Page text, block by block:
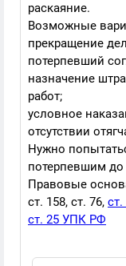
раскаяние.
Возможные
прекращение
потерпевший
назначение
работ;
условное
отсутствии
Нужно
потерпевшим до
Правовые
ст. 158, ст. 76,
ст. 25 УПК РФ